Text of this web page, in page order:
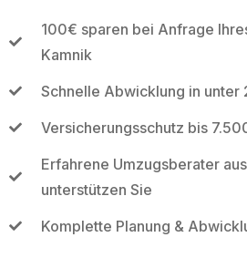
100€ sparen bei Anfrage
Kamnik
Schnelle Abwicklung in unter
Versicherungsschutz bis
Erfahrene Umzugsberater
unterstützen Sie
Komplette Planung &